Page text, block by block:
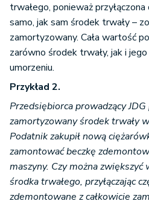
trwałego, ponieważ
samo, jak sam środek trwały –
zamortyzowany. Cała wartość
zarówno środek trwały, jak i
umorzeniu.
Przykład 2.
Przedsiębiorca prowadzący JDG
zamortyzowany środek trwały
Podatnik zakupił nową
zamontować beczkę
maszyny. Czy można
środka trwałego, przyłączając
zdemontowane z całkowicie